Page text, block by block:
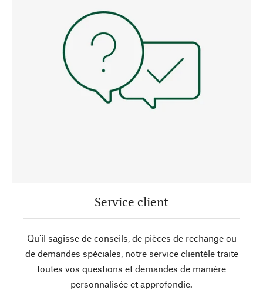
Service client
Qu’il sagisse de conseils, de pièces de rechange ou
de demandes spéciales, notre service clientèle traite
toutes vos questions et demandes de manière
personnalisée et approfondie.